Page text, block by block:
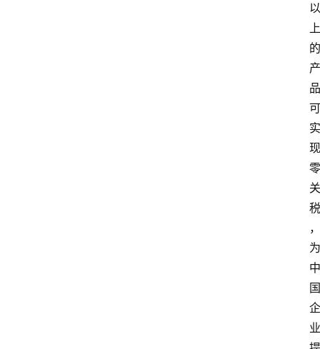
以
上
的
产
品
可
实
现
零
关
税
，
为
中
国
企
业